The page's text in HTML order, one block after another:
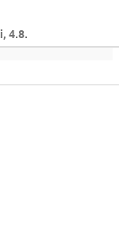
auswählen
4.8.